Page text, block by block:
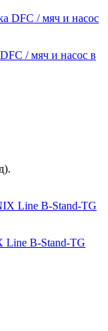
/ мяч и насос в
Line B-Stand-TG